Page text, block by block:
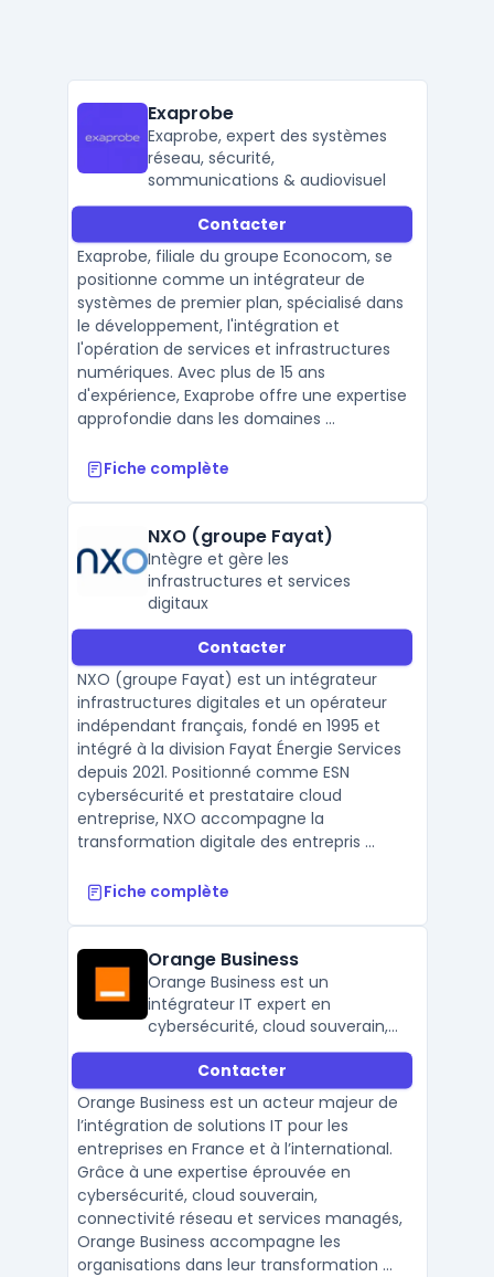
Exaprobe
Exaprobe, expert des systèmes
réseau, sécurité,
sommunications & audiovisuel
Contacter
Exaprobe, filiale du groupe Econocom, se
positionne comme un intégrateur de
systèmes de premier plan, spécialisé dans
le développement, l'intégration et
l'opération de services et infrastructures
numériques. Avec plus de 15 ans
d'expérience, Exaprobe offre une expertise
approfondie dans les domaines ...
Fiche complète
NXO (groupe Fayat)
Intègre et gère les
infrastructures et services
digitaux
Contacter
NXO (groupe Fayat) est un intégrateur
infrastructures digitales et un opérateur
indépendant français, fondé en 1995 et
intégré à la division Fayat Énergie Services
depuis 2021. Positionné comme ESN
cybersécurité et prestataire cloud
entreprise, NXO accompagne la
transformation digitale des entrepris ...
Fiche complète
Orange Business
Orange Business est un
intégrateur IT expert en
cybersécurité, cloud souverain,
réseau SD-WAN et services
managés, au service des
entreprises françaises et
internationales.
Contacter
Orange Business est un acteur majeur de
l’intégration de solutions IT pour les
entreprises en France et à l’international.
Grâce à une expertise éprouvée en
cybersécurité, cloud souverain,
connectivité réseau et services managés,
Orange Business accompagne les
organisations dans leur transformation ...